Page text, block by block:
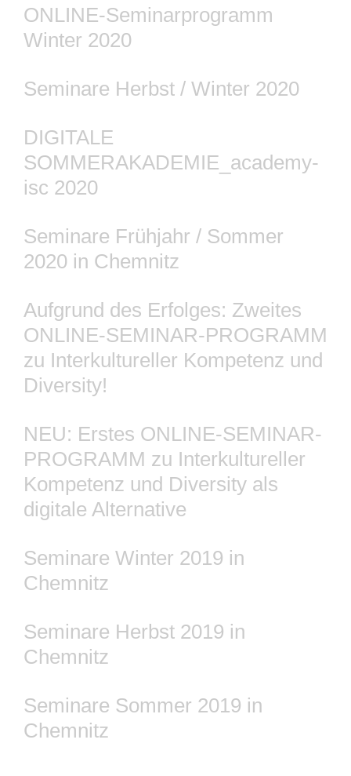
ONLINE-Seminarprogramm
Winter 2020
Seminare Herbst / Winter 2020
DIGITALE
SOMMERAKADEMIE_academy-
isc 2020
Seminare Frühjahr / Sommer
2020 in Chemnitz
Aufgrund des Erfolges: Zweites
ONLINE-SEMINAR-PROGRAMM
zu Interkultureller Kompetenz und
Diversity!
NEU: Erstes ONLINE-SEMINAR-
PROGRAMM zu Interkultureller
Kompetenz und Diversity als
digitale Alternative
Seminare Winter 2019 in
Chemnitz
Seminare Herbst 2019 in
Chemnitz
Seminare Sommer 2019 in
Chemnitz